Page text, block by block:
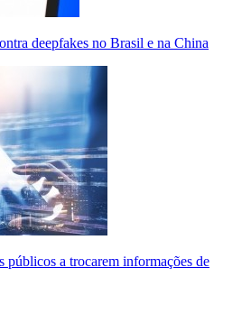
deepfakes no Brasil e na China
públicos a trocarem informações de